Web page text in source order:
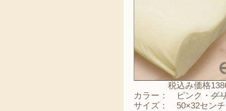
税込み価格
カラー： ピンク・ グ
サイズ： 50×32センチ